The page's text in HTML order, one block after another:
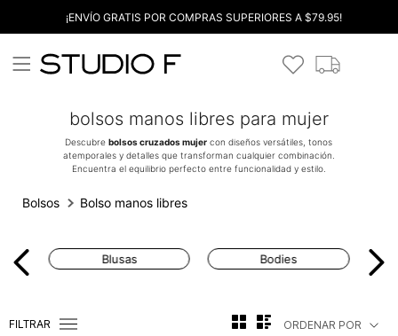
¡ENVÍO GRATIS POR COMPRAS SUPERIORES A $79.95!
bolsos manos libres para mujer
Descubrebolsos cruzados mujer con diseños versátiles, tonos
atemporales y detalles que transforman cualquier combinación.
Encuentra el equilibrio perfecto entre funcionalidad y estilo.
Bolsos Bolso manos libres
Blusas Bodies
FILTRAR ORDENAR POR